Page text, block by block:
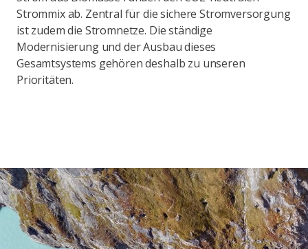
Strommix ab. Zentral für die sichere Stromversorgung
ist zudem die Stromnetze. Die ständige
Modernisierung und der Ausbau dieses
Gesamtsystems gehören deshalb zu unseren
Prioritäten.